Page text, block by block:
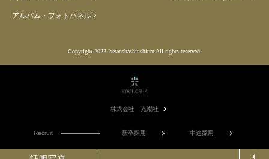
アルバム・フォトパネル
Copyright 2022 Isetanshashinshitsu All rights reserved.
株式会社 光潮社
Recruit 新卒採用 中途採用